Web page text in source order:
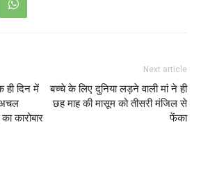
ही दिन में
अचल
कारोबार
Next article
बच्‍चे के लिए दुनिया लड़ने वाली मां ने ही
छह माह की मासूम को तीसरी मंजिल से
फेंका